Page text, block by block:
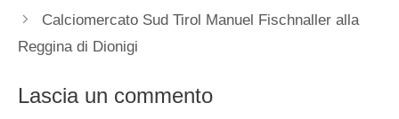
Calciomercato Sud Tirol Manuel Fischnaller alla
Reggina di Dionigi
Lascia un commento